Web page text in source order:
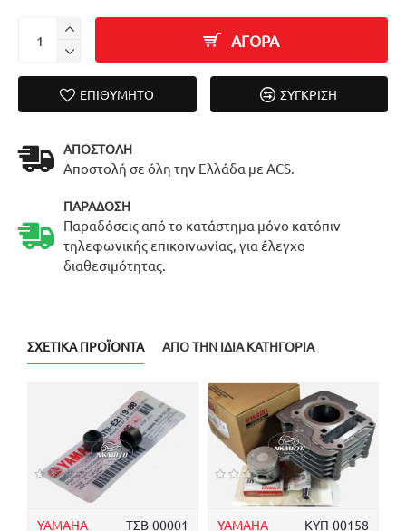
ΑΓΟΡΑ
ΕΠΙΘΥΜΗΤΌ ΣΎΓΚΡΙΣΗ
ΑΠΟΣΤΟΛΉ
Αποστολή σε όλη την Ελλάδα με ACS.
ΠΑΡΆΔΟΣΗ
Παραδόσεις από το κατάστημα μόνο κατόπιν
τηλεφωνικής επικοινωνίας, για έλεγχο
διαθεσιμότητας.
ΣΧΕΤΙΚΆ ΠΡΟΪΌΝΤΑ ΑΠΌ ΤΗΝ ΊΔΙΑ ΚΑΤΗΓΟΡΊΑ
YAMAHA ΤΣΒ-00001 YAMAHA ΚΥΠ-00158